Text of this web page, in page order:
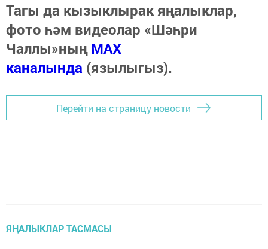
Тагы да кызыклырак яңалыклар,
фото һәм видеолар «Шәһри
Чаллы»ныңMAX
каналында (язылыгыз).
Перейти на страницу новости
ЯҢАЛЫКЛАР ТАСМАСЫ